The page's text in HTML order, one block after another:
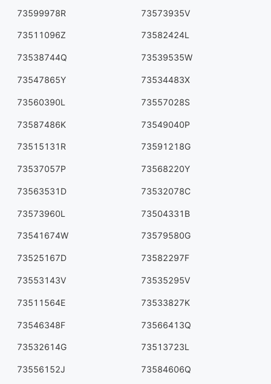
73599978R 73573935V
73511096Z 73582424L
73538744Q 73539535W
73547865Y 73534483X
73560390L 73557028S
73587486K 73549040P
73515131R 73591218G
73537057P 73568220Y
73563531D 73532078C
73573960L 73504331B
73541674W 73579580G
73525167D 73582297F
73553143V 73535295V
73511564E 73533827K
73546348F 73566413Q
73532614G 73513723L
73556152J 73584606Q